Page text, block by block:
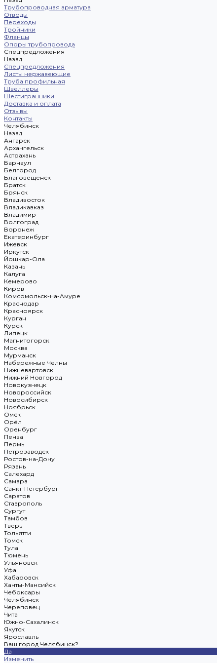
Трубопроводная арматура
Отводы
Переходы
Тройники
Фланцы
Опоры трубопровода
Спецпредложения
Назад
Спецпредложения
Листы нержавеющие
Труба профильная
Швеллеры
Шестигранники
Доставка и оплата
Отзывы
Контакты
Челябинск
Назад
Ангарск
Архангельск
Астрахань
Барнаул
Белгород
Благовещенск
Братск
Брянск
Владивосток
Владикавказ
Владимир
Волгоград
Воронеж
Екатеринбург
Ижевск
Иркутск
Йошкар-Ола
Казань
Калуга
Кемерово
Киров
Комсомольск-на-Амуре
Краснодар
Красноярск
Курган
Курск
Липецк
Магнитогорск
Москва
Мурманск
Набережные Челны
Нижневартовск
Нижний Новгород
Новокузнецк
Новороссийск
Новосибирск
Ноябрьск
Омск
Орёл
Оренбург
Пенза
Пермь
Петрозаводск
Ростов-на-Дону
Рязань
Салехард
Самара
Санкт-Петербург
Саратов
Ставрополь
Сургут
Тамбов
Тверь
Тольятти
Томск
Тула
Тюмень
Ульяновск
Уфа
Хабаровск
Ханты-Мансийск
Чебоксары
Челябинск
Череповец
Чита
Южно-Сахалинск
Якутск
Ярославль
Ваш город Челябинск?
Да
Изменить